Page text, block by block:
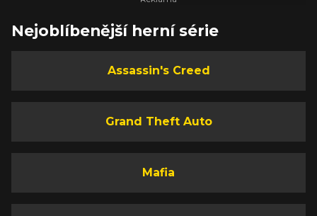
Nejoblíbenější herní série
Assassin's Creed
Grand Theft Auto
Mafia